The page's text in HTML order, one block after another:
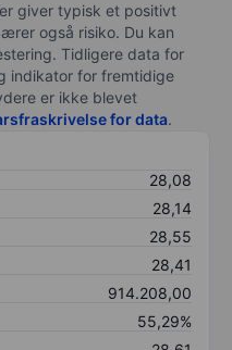
giver typisk et positivt
også risiko. Du kan
Tidligere data for
indikator for fremtidige
er ikke blevet
for data.
28,08
28,14
28,55
28,41
914.208,00
55,29%